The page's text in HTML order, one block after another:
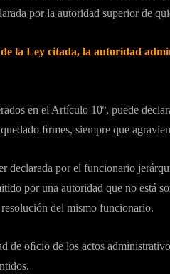
por la autoridad superior de
la Ley citada, la autoridad
en el Artículo 10º, puede
ﬁrmes, siempre que
declarada por el funcionario
por una autoridad que no está
del mismo funcionario.
de oﬁcio de los actos